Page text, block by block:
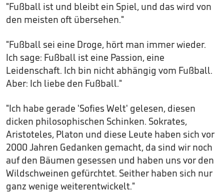
"Fußball ist und bleibt ein Spiel, und das wird von
den meisten oft übersehen."
"Fußball sei eine Droge, hört man immer wieder.
Ich sage: Fußball ist eine Passion, eine
Leidenschaft. Ich bin nicht abhängig vom Fußball.
Aber: Ich liebe den Fußball."
"Ich habe gerade 'Sofies Welt' gelesen, diesen
dicken philosophischen Schinken. Sokrates,
Aristoteles, Platon und diese Leute haben sich vor
2000 Jahren Gedanken gemacht, da sind wir noch
auf den Bäumen gesessen und haben uns vor den
Wildschweinen gefürchtet. Seither haben sich nur
ganz wenige weiterentwickelt."